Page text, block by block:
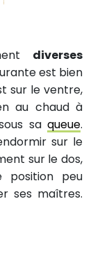
diverses
est bien
sur le ventre,
au chaud à
sa queue.
sur le
sur le dos,
position peu
ses maîtres.